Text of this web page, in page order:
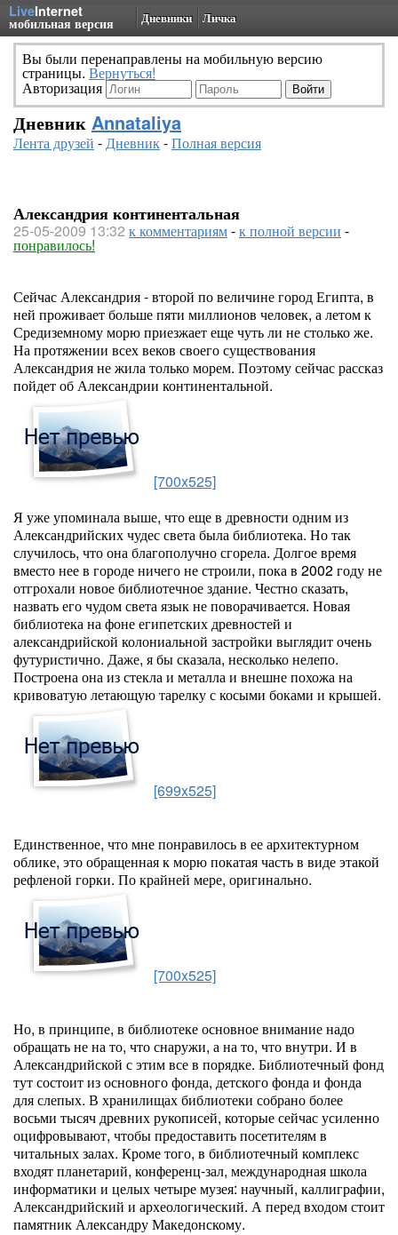
LiveInternet
мобильная версия Дневники Личка
Вы были перенаправлены на мобильную версию
страницы. Вернуться!
Авторизация
Дневник Annataliya
Лента друзей -Дневник-Полная версия
Александрия континентальная
25-05-2009 13:32 к комментариям-к полной версии -
понравилось!
Сейчас Александрия - второй по величине город Египта, в
ней проживает больше пяти миллионов человек, а летом к
Средиземному морю приезжает еще чуть ли не столько же.
На протяжении всех веков своего существования
Александрия не жила только морем. Поэтому сейчас рассказ
пойдет об Александрии континентальной.
[700x525]
Я уже упоминала выше, что еще в древности одним из
Александрийских чудес света была библиотека. Но так
случилось, что она благополучно сгорела. Долгое время
вместо нее в городе ничего не строили, пока в 2002 году не
отгрохали новое библиотечное здание. Честно сказать,
назвать его чудом света язык не поворачивается. Новая
библиотека на фоне египетских древностей и
александрийской колониальной застройки выглядит очень
футуристично. Даже, я бы сказала, несколько нелепо.
Построена она из стекла и металла и внешне похожа на
кривоватую летающую тарелку с косыми боками и крышей.
[699x525]
Единственное, что мне понравилось в ее архитектурном
облике, это обращенная к морю покатая часть в виде этакой
рефленой горки. По крайней мере, оригинально.
[700x525]
Но, в принципе, в библиотеке основное внимание надо
обращать не на то, что снаружи, а на то, что внутри. И в
Александрийской с этим все в порядке. Библиотечный фонд
тут состоит из основного фонда, детского фонда и фонда
для слепых. В хранилищах библиотеки собрано более
восьми тысяч древних рукописей, которые сейчас усиленно
оцифровывают, чтобы предоставить посетителям в
читальных залах. Кроме того, в библиотечный комплекс
входят планетарий, конференц-зал, международная школа
информатики и целых четыре музея: научный, каллиграфии,
Александрийский и археологический. А перед входом стоит
памятник Александру Македонскому.